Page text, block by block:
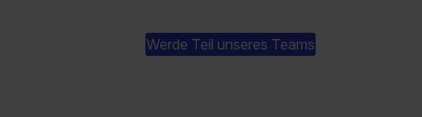
Werde Teil unseres Teams